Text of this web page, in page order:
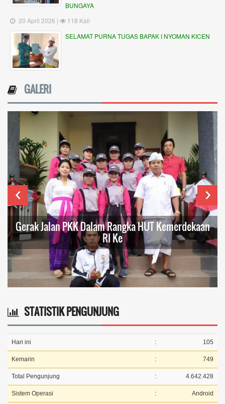
BUNGAYA
20 April 2026 |
118 Kali
SELAMAT PURNA TUGAS BAPAK I NYOMAN KICEN
GALERI
Kemerdekaan Dusun Bungaya
STATISTIK PENGUNJUNG
Hari ini : 105
Kemarin : 749
Total Pengunjung : 4.642.428
Sistem Operasi : Android